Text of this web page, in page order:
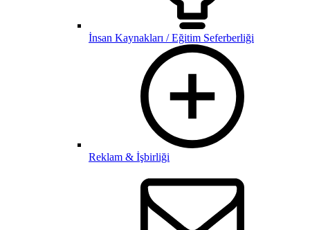
İnsan Kaynakları / Eğitim Seferberliği
Reklam & İşbirliği